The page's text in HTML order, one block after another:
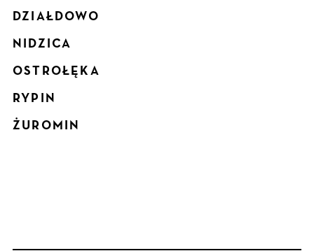
DZIAŁDOWO
NIDZICA
OSTROŁĘKA
RYPIN
ŻUROMIN